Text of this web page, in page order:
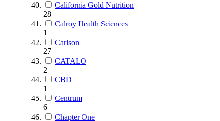
California Gold Nutrition
28
Calroy Health Sciences
1
Carlson
27
CATALO
2
CBD
1
Centrum
6
Chapter One